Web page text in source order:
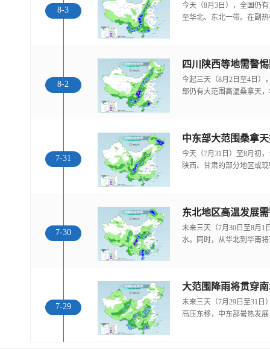
8-3
今天（8月3日），全国仍
至华北、东北一带。在副
8-2
今起三天（8月2日至4日）
部仍有大范围高温桑拿天
7-31
中东部大范围桑拿
今天（7月31日）至8月初
陕西、甘肃的部分地区或
7-30
东北地区高温发展
未来三天（7月30日至8月1
水。同时，从华北到华南
7-29
大范围降雨将贯穿
未来三天（7月29日至31日
高压东移，中东部暑热发